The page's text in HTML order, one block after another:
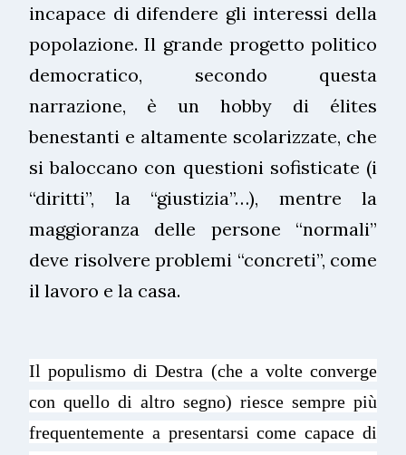
incapace di difendere gli interessi della
popolazione. Il grande progetto politico
democratico, secondo questa
narrazione, è un hobby di élites
benestanti e altamente scolarizzate, che
si baloccano con questioni sofisticate (i
“diritti”, la “giustizia”…), mentre la
maggioranza delle persone “normali”
deve risolvere problemi “concreti”, come
il lavoro e la casa.
Il populismo di Destra (che a volte converge
con quello di altro segno) riesce sempre più
frequentemente a presentarsi come capace di